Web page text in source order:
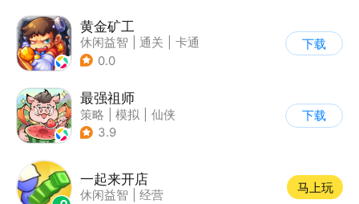
黄金矿工
休闲益智 通关
卡通
0.0
下载
最强祖师
策略 模拟
仙侠
| 中国风
3.9
下载
一起来开店
休闲益智 经营
马上玩